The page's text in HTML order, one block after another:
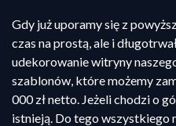
Gdy już uporamy się z
czas na prostą, ale i
udekorowanie witryny
szablonów, które możemy
000 zł netto. Jeżeli chodzi o
istnieją. Do tego wszystkiego